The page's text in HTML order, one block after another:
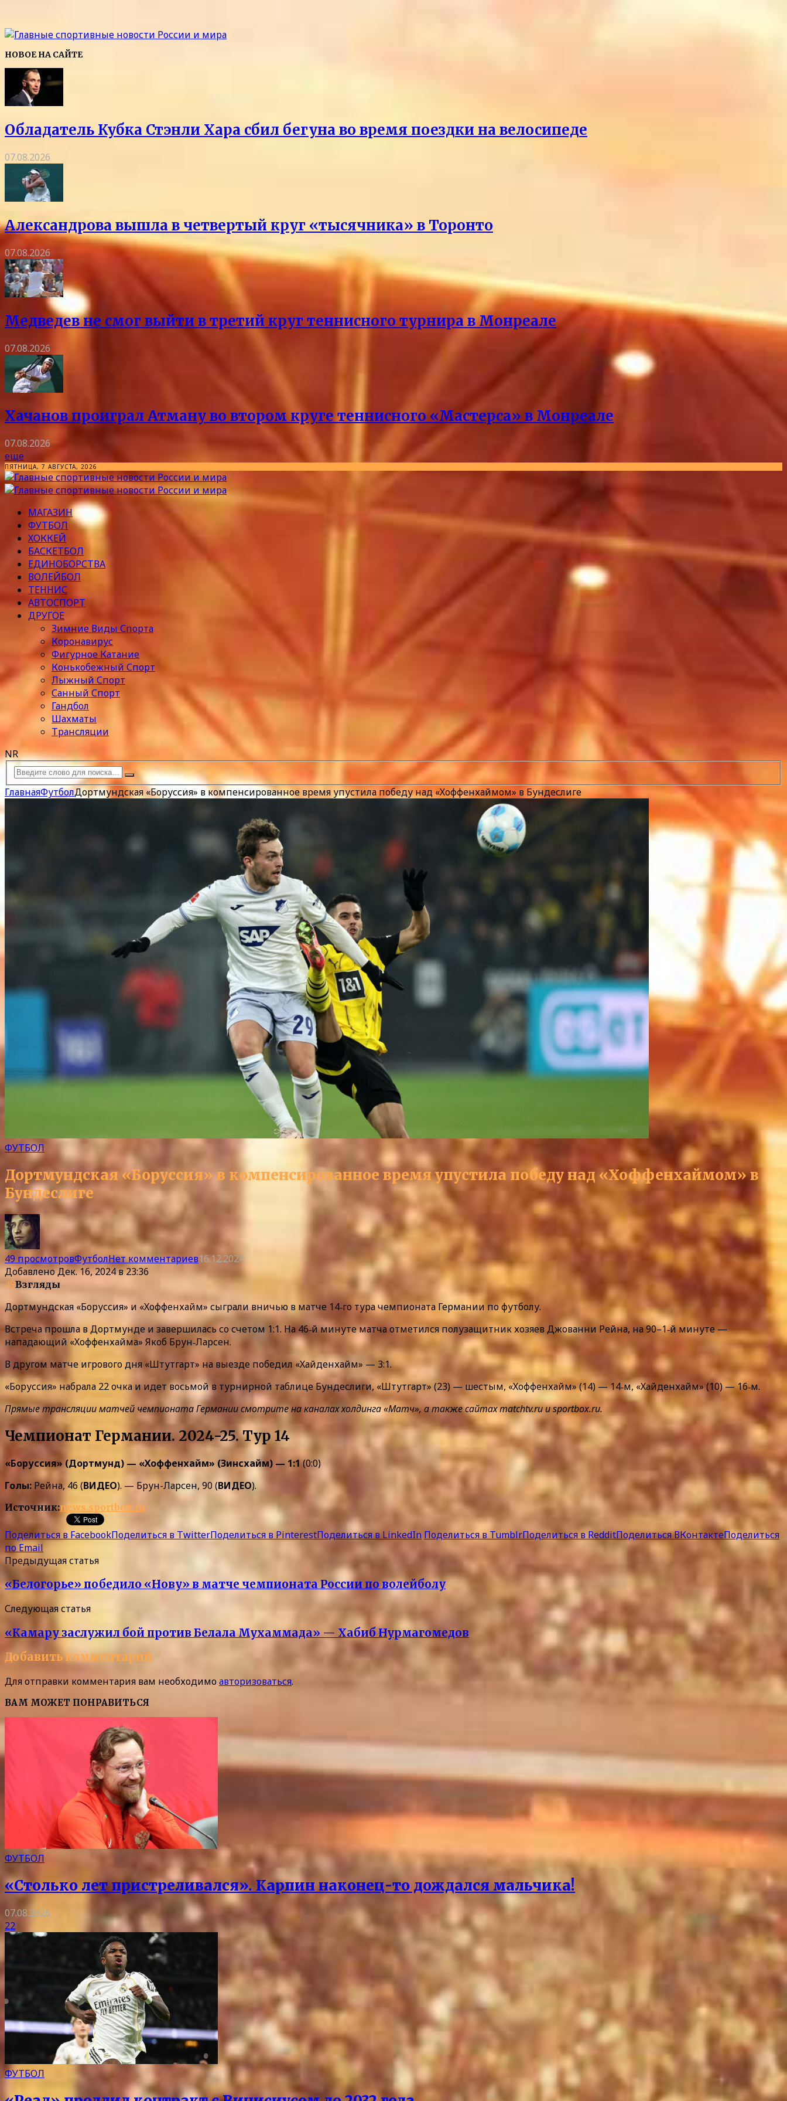
НОВОЕ НА САЙТЕ
Обладатель Кубка Стэнли Хара сбил бегуна во время поездки на велосипеде
07.08.2026
Александрова вышла в четвертый круг «тысячника» в Торонто
07.08.2026
Медведев не смог выйти в третий круг теннисного турнира в Монреале
07.08.2026
Хачанов проиграл Атману во втором круге теннисного «Мастерса» в Монреале
07.08.2026
еще
ПЯТНИЦА, 7 АВГУСТА, 2026
МАГАЗИН
ФУТБОЛ
ХОККЕЙ
БАСКЕТБОЛ
ЕДИНОБОРСТВА
ВОЛЕЙБОЛ
ТЕННИС
АВТОСПОРТ
ДРУГОЕ
Зимние Виды Спорта
Коронавирус
Фигурное Катание
Конькобежный Спорт
Лыжный Спорт
Санный Спорт
Гандбол
Шахматы
Трансляции
NR
ГлавнаяФутболДортмундская «Боруссия» в компенсированное время упустила победу над «Хоффенхаймом» в Бундеслиге
ФУТБОЛ
Дортмундская «Боруссия» в компенсированное время упустила победу над «Хоффенхаймом» в
Бундеслиге
49 просмотровФутболНет комментариев16.12.2024
ДобавленоДек. 16, 2024 в 23:36
49Взгляды
Дортмундская «Боруссия» и «Хоффенхайм» сыграли вничью в матче 14‑го тура чемпионата Германии по футболу.
Встреча прошла в Дортмунде и завершилась со счетом 1:1. На 46‑й минуте матча отметился полузащитник хозяев Джованни Рейна, на 90–1‑й минуте —
нападающий «Хоффенхайма» Якоб Брун‑Ларсен.
В другом матче игрового дня «Штутгарт» на выезде победил «Хайденхайм» — 3:1.
«Боруссия» набрала 22 очка и идет восьмой в турнирной таблице Бундеслиги, «Штутгарт» (23) — шестым, «Хоффенхайм» (14) — 14‑м, «Хайденхайм» (10) — 16‑м.
Прямые трансляции матчей чемпионата Германии смотрите на каналах холдинга «Матч», а также сайтах matchtv.ru и sportbox.ru.
Чемпионат Германии. 2024-25. Тур 14
«Боруссия» (Дортмунд) — «Хоффенхайм» (Зинсхайм) — 1:1(0:0)
Голы: Рейна, 46 (ВИДЕО). — Брун-Ларсен, 90 (ВИДЕО).
Источник:news.sportbox.ru
Поделиться в FacebookПоделиться в TwitterПоделиться в PinterestПоделиться в LinkedIn Поделиться в TumblrПоделиться в RedditПоделиться ВКонтактеПоделиться
по Email
Предыдущая статья
«Белогорье» победило «Нову» в матче чемпионата России по волейболу
Следующая статья
«Камару заслужил бой против Белала Мухаммада» — Хабиб Нурмагомедов
Добавить комментарий
Для отправки комментария вам необходимоавторизоваться.
ВАМ МОЖЕТ ПОНРАВИТЬСЯ
ФУТБОЛ
«Столько лет пристреливался». Карпин наконец-то дождался мальчика!
07.08.2026
22
ФУТБОЛ